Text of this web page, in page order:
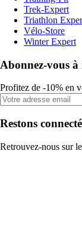
Trek-Expert
Triathlon
Vélo-Store
Winter Expert
Abonnez-vous
Profitez de -10% en
Restons
Retrouvez-nous sur